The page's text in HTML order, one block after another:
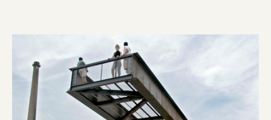
Ver más sobre este tema.